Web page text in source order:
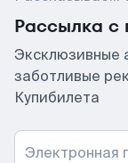
Рассылка с
Эксклюзивные
заботливые
Купибилета
Электронная